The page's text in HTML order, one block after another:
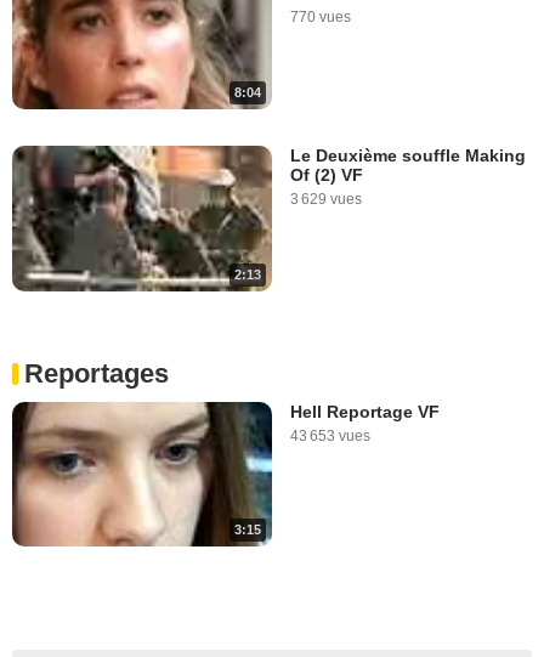
Giocante, Manuel Pradal
8:04
770 vues
2:13
Le Deuxième souffle Making
Of (2) VF
3 629 vues
Reportages
3:15
Hell Reportage VF
43 653 vues